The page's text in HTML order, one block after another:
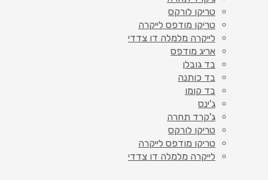
טריקו לורקס
טריקו מודפס לייקרה
לייקרה מלמלה דו צדדי
אריג מודפס
בד גובלן
בד כותנה
בד קומו
ג'ינס
ג'קרד תחרה
טריקו לורקס
טריקו מודפס לייקרה
לייקרה מלמלה דו צדדי